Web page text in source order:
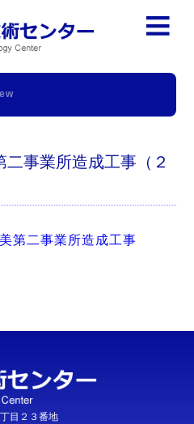
二事業所造成工事（２
第二事業所造成工事
目２３番地